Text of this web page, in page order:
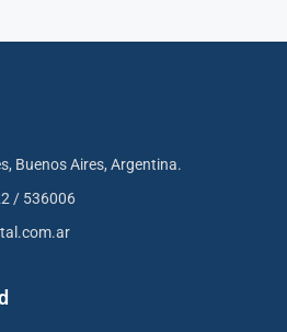
Buenos Aires, Argentina.
/ 536006